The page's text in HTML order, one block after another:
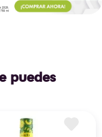
puedes